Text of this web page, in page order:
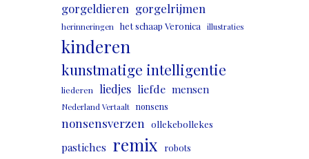
gorgeldieren gorgelrijmen
herinneringen het schaap Veronica illustraties
kinderen
kunstmatige intelligentie
liederen liedjes liefde mensen
Nederland Vertaalt nonsens
nonsensverzen ollekebollekes
pastiches remix
robots